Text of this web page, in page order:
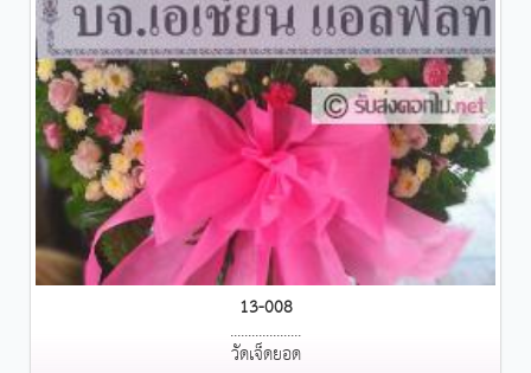
13-008
....................
วัดเจ็ดยอด